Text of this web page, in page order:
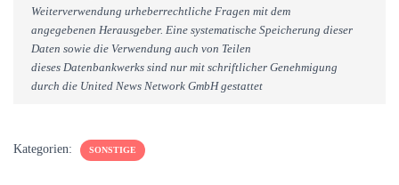
Weiterverwendung urheberrechtliche Fragen mit dem
angegebenen Herausgeber. Eine systematische Speicherung dieser
Daten sowie die Verwendung auch von Teilen
dieses Datenbankwerks sind nur mit schriftlicher Genehmigung
durch die United News Network GmbH gestattet
Kategorien: SONSTIGE